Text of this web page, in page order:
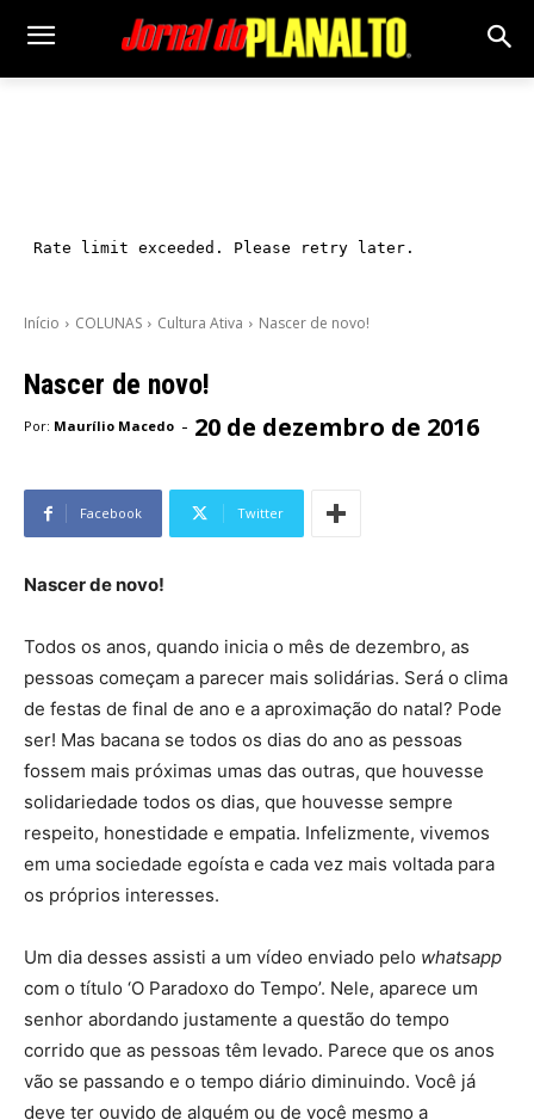
Início COLUNAS Cultura Ativa Nascer de novo!
Nascer de novo!
Por: Maurílio Macedo - 20 de dezembro de 2016
Facebook Twitter
Nascer de novo!
Todos os anos, quando inicia o mês de dezembro, as
pessoas começam a parecer mais solidárias. Será o clima
de festas de final de ano e a aproximação do natal? Pode
ser! Mas bacana se todos os dias do ano as pessoas
fossem mais próximas umas das outras, que houvesse
solidariedade todos os dias, que houvesse sempre
respeito, honestidade e empatia. Infelizmente, vivemos
em uma sociedade egoísta e cada vez mais voltada para
os próprios interesses.
Um dia desses assisti a um vídeo enviado pelo whatsapp
com o título ‘O Paradoxo do Tempo’. Nele, aparece um
senhor abordando justamente a questão do tempo
corrido que as pessoas têm levado. Parece que os anos
vão se passando e o tempo diário diminuindo. Você já
deve ter ouvido de alguém ou de você mesmo a